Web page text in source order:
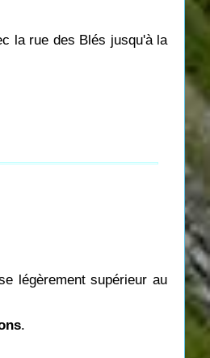
la rue des Blés jusqu'à la
légèrement supérieur au
.